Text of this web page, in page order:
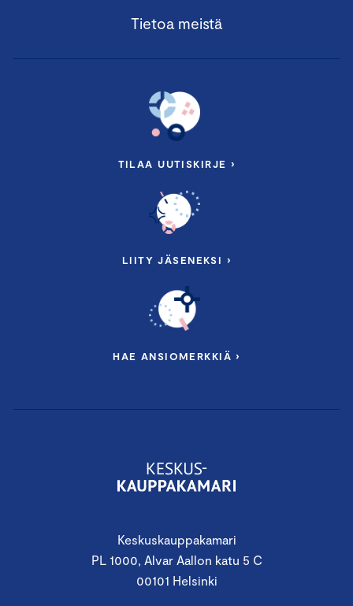
Keskuskauppakamari
PL 1000, Alvar Aallon katu 5 C
00101 Helsinki
Tietoa meistä
TILAA UUTISKIRJE ›
LIITY JÄSENEKSI ›
HAE ANSIOMERKKIÄ ›